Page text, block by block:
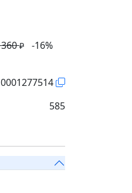
360₽ -16%
585